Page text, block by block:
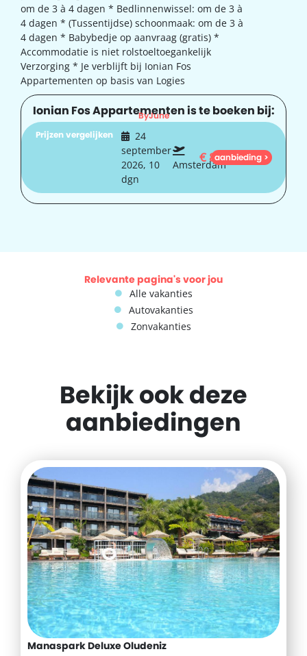
om de 3 à 4 dagen * Bedlinnenwissel: om de 3 à
4 dagen * (Tussentijdse) schoonmaak: om de 3 à
4 dagen * Babybedje op aanvraag (gratis) *
Accommodatie is niet rolstoeltoegankelijk
Verzorging * Je verblijft bij Ionian Fos
Appartementen op basis van Logies
Ionian Fos Appartementen is te boeken bij:
ByJune
Prijzen vergelijken
24
september
2026, 10
dgn
Amsterdam
€802
aanbieding >
Relevante pagina's voor jou
Alle vakanties
Autovakanties
Zonvakanties
Bekijk ook deze
aanbiedingen
Manaspark Deluxe Oludeniz